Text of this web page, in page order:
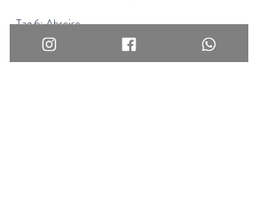
Tag 6: Abreise